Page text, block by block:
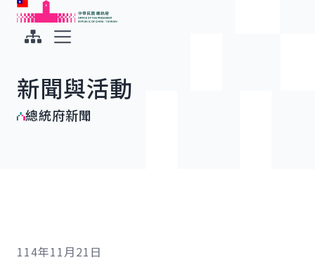
跳到主要內容
中華民國總統府
新聞與活動
總統府新聞
114年11月21日